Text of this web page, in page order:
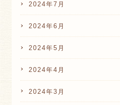
2024年7月
2024年6月
2024年5月
2024年4月
2024年3月